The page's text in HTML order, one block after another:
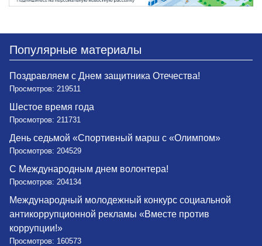
Популярные материалы
Поздравляем с Днем защитника Отечества!
Просмотров: 219511
Шестое время года
Просмотров: 211731
День седьмой «Спортивный марш с «Олимпом»
Просмотров: 204529
С Международным днем волонтера!
Просмотров: 204134
Международный молодежный конкурс социальной
антикоррупционной рекламы «Вместе против
коррупции!»
Просмотров: 160573